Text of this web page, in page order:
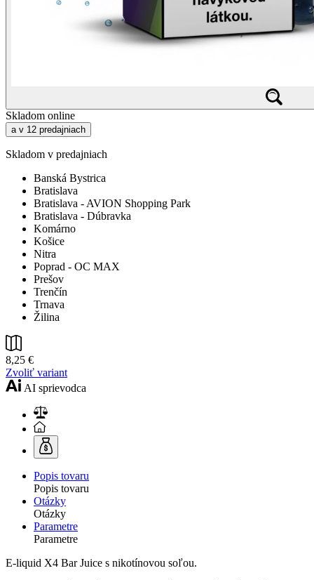
Skladom online
a v 12 predajniach
Skladom v predajniach
Banská Bystrica
Bratislava
Bratislava - AVION Shopping Park
Bratislava - Dúbravka
Komárno
Košice
Nitra
Poprad - OC MAX
Prešov
Trenčín
Trnava
Žilina
8,25 €
Zvoliť variant
AI sprievodca
Popis tovaru
Popis tovaru
Otázky
Otázky
Parametre
Parametre
E-liquid X4 Bar Juice s nikotínovou soľou.